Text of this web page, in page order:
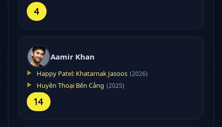
4
Aamir Khan
Happy Patel: Khatarnak Jasoos (2026)
Huyền Thoại Bến Cảng (2025)
14